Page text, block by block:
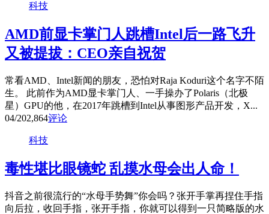
科技
AMD前显卡掌门人跳槽Intel后一路飞升
又被提拔：CEO亲自祝贺
常看AMD、Intel新闻的朋友，恐怕对Raja Koduri这个名字不陌
生。 此前作为AMD显卡掌门人、一手操办了Polaris（北极
星）GPU的他，在2017年跳槽到Intel从事图形产品开发，X...
04/202,864评论
科技
毒性堪比眼镜蛇 乱摸水母会出人命！
抖音之前很流行的“水母手势舞”你会吗？张开手掌再捏住手指
向后拉，收回手指，张开手指，你就可以得到一只简略版的水